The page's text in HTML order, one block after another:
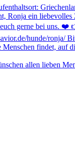
allen lieben